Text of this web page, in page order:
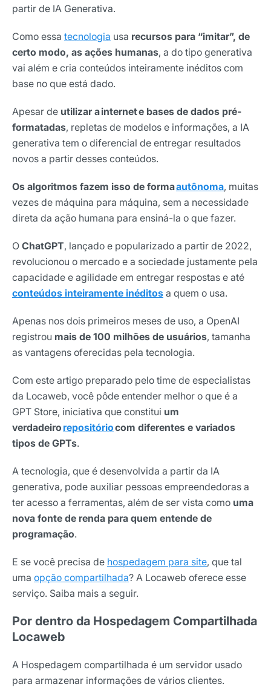
partir de IA Generativa.
Como essa tecnologia usa recursos para “imitar”, de
certo modo, as ações humanas, a do tipo generativa
vai além e cria conteúdos inteiramente inéditos com
base no que está dado.
Apesar de utilizar a internet e bases de dados pré-
formatadas, repletas de modelos e informações, a IA
generativa tem o diferencial de entregar resultados
novos a partir desses conteúdos.
Os algoritmos fazem isso de formaautônoma, muitas
vezes de máquina para máquina, sem a necessidade
direta da ação humana para ensiná-la o que fazer.
O ChatGPT, lançado e popularizado a partir de 2022,
revolucionou o mercado e a sociedade justamente pela
capacidade e agilidade em entregar respostas e até
conteúdos inteiramente inéditos a quem o usa.
Apenas nos dois primeiros meses de uso, a OpenAI
registrou mais de 100 milhões de usuários, tamanha
as vantagens oferecidas pela tecnologia.
Com este artigo preparado pelo time de especialistas
da Locaweb, você pôde entender melhor o que é a
GPT Store, iniciativa que constitui um
verdadeiro repositóriocom diferentes e variados
tipos de GPTs.
A tecnologia, que é desenvolvida a partir da IA
generativa, pode auxiliar pessoas empreendedoras a
ter acesso a ferramentas, além de ser vista como uma
nova fonte de renda para quem entende de
programação.
E se você precisa de hospedagem para site, que tal
uma opção compartilhada? A Locaweb oferece esse
serviço. Saiba mais a seguir.
Por dentro da Hospedagem Compartilhada
Locaweb
A Hospedagem compartilhada é um servidor usado
para armazenar informações de vários clientes.